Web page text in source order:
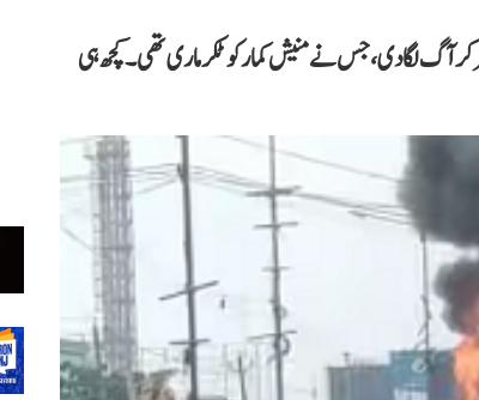
آگ لگا دی، جس نے منیش کمار کو ٹکر ماری تھی۔ کچھ ہی